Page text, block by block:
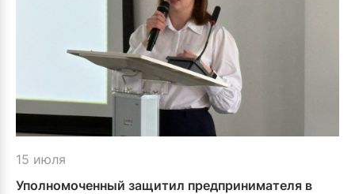
15 июля
Уполномоченный защитил предпринимателя в